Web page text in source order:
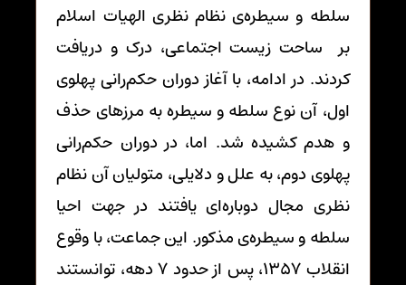
سلطه و سیطره‌ی نظام نظری الهیات اسلام
بر ساحت زیست اجتماعی، درک و دریافت
کردند. در ادامه، با آغاز دوران حکم‌رانی پهلوی
اول، آن نوع سلطه و سیطره به مرزهای حذف
و هدم کشیده شد. اما، در دوران حکم‌رانی
پهلوی دوم، به علل و دلایلی، متولیان آن نظام
نظری مجال دوباره‌ای یافتند در جهت احیا
سلطه و سیطره‌ی مذکور. این جماعت، با وقوع
انقلاب 1357، پس از حدود 7 دهه، توانستند